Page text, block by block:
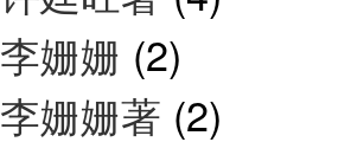
李姗姗 (2)
李姗姗著 (2)